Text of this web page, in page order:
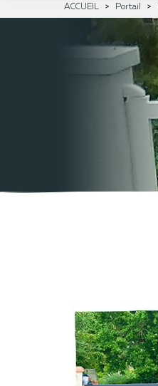
ACCUEIL Portail